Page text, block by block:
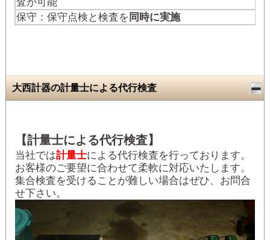
保守：保守点検と検査を 同時に実施
大西計器の計量士による代行検査
【計量士による代行検査】
当社では計量士による代行検査を行っております。
お客様のご要望に合わせて柔軟に対応いたします。
集合検査を受けることが難しい場合はぜひ、お問合
せ下さい。